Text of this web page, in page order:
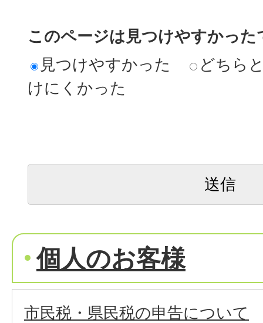
このページは見つけやすかった
見つけやすかった
どちら
けにくかった
個人のお客様
市民税・県民税の申告について